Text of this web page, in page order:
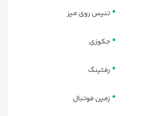
تنیس روی میز
جکوزی
رفتینگ
زمین فوتبال